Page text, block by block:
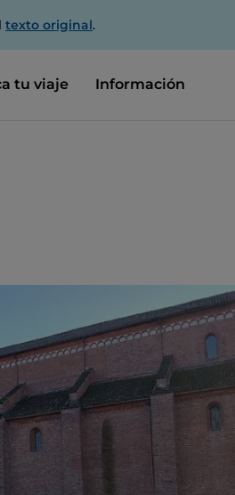
texto original.
tu viaje Información